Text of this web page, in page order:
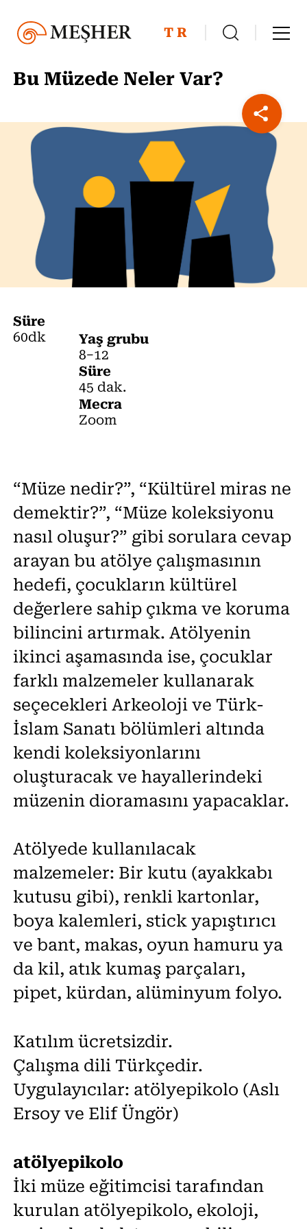
TR
Bu Müzede Neler Var?
Süre
60dk
Yaş grubu
8−12
Süre
45 dak.
Mecra
Zoom
“Müze nedir?”, “Kültürel miras ne
demektir?”, “Müze koleksiyonu
nasıl oluşur?” gibi sorulara cevap
arayan bu atölye çalışmasının
hedefi, çocukların kültürel
değerlere sahip çıkma ve koruma
bilincini artırmak. Atölyenin
ikinci aşamasında ise, çocuklar
farklı malzemeler kullanarak
seçecekleri Arkeoloji ve Türk-
İslam Sanatı bölümleri altında
kendi koleksiyonlarını
oluşturacak ve hayallerindeki
müzenin dioramasını yapacaklar.
Atölyede kullanılacak
malzemeler: Bir kutu (ayakkabı
kutusu gibi), renkli kartonlar,
boya kalemleri, stick yapıştırıcı
ve bant, makas, oyun hamuru ya
da kil, atık kumaş parçaları,
pipet, kürdan, alüminyum folyo.
Katılım ücretsizdir.
Çalışma dili Türkçedir.
Uygulayıcılar: atölyepikolo (Aslı
Ersoy ve Elif Üngör)
atölyepikolo
İki müze eğitimcisi tarafından
kurulan atölyepikolo, ekoloji,